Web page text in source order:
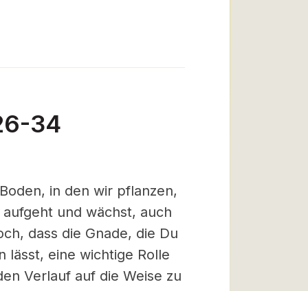
34
in den wir pflanzen,
und wächst, auch
dass die Gnade, die Du
lässt, eine wichtige Rolle
Verlauf auf die Weise zu